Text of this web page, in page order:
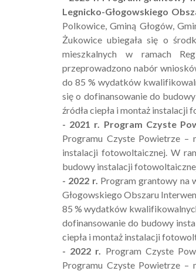
Legnicko-Głogowskiego
Polkowice, Gminą Głogów,
Żukowice ubiegała się o
mieszkalnych w ramach
przeprowadzono nabór
do 85 % wydatków
się o dofinansowanie do
źródła ciepła i montaż instalacji
- 2021 r. Program Czyste
Programu Czyste Powietrze –
instalacji fotowoltaicznej. W
budowy instalacji
- 2022 r. Program grantowy na
Głogowskiego Obszaru
85 % wydatków
dofinansowanie do budowy
ciepła i montaż instalacji
- 2022 r. Program Czyste
Programu Czyste Powietrze –